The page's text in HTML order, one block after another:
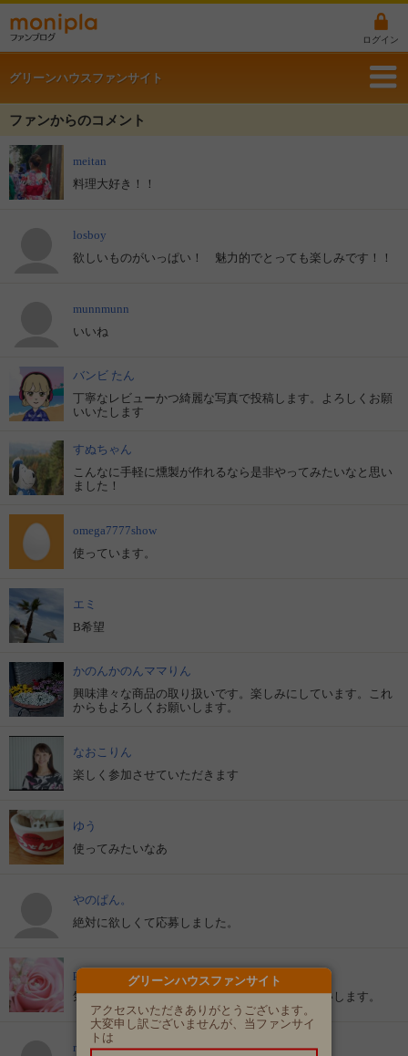
ログイン
グリーンハウスファンサイト
ファンからのコメント
meitan
料理大好き！！
losboy
欲しいものがいっぱい！ 魅力的でとっても楽しみです！！
munnmunn
いいね
バンビ たん
丁寧なレビューかつ綺麗な写真で投稿します。よろしくお願
いいたします
すぬちゃん
こんなに手軽に燻製が作れるなら是非やってみたいなと思い
ました！
omega7777show
使っています。
エミ
B希望
かのんかのんママりん
興味津々な商品の取り扱いです。楽しみにしています。これ
からもよろしくお願いします。
なおこりん
楽しく参加させていただきます
ゆう
使ってみたいなあ
やのぱん。
絶対に欲しくて応募しました。
peach
気になるイベントばかりですね。よろしくお願いします。
riki2952709
グリーンハウスファンサイト
アクセスいただきありがとうございます。
大変申し訳ございませんが、当ファンサイ
トは